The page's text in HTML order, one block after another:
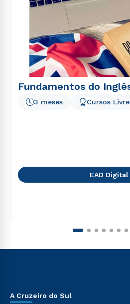
Fundamentos do
3 meses Cursos
EAD Digital
A Cruzeiro do Sul